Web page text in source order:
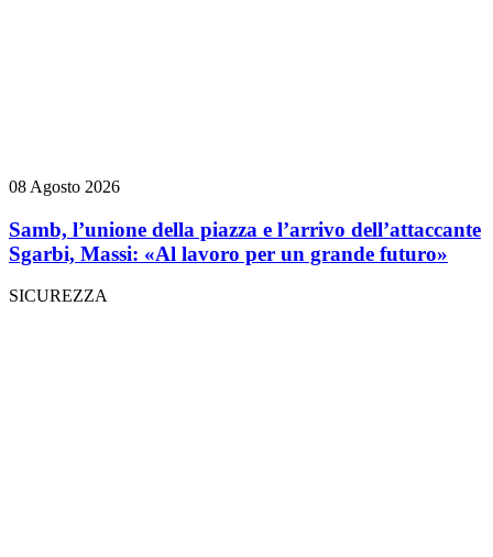
08 Agosto 2026
Samb, l’unione della piazza e l’arrivo dell’attaccante
Sgarbi, Massi: «Al lavoro per un grande futuro»
SICUREZZA